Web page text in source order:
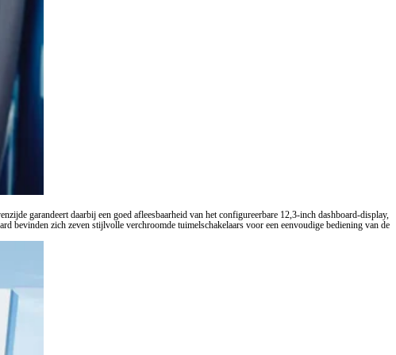
garandeert daarbij een goed afleesbaarheid van het configureerbare 12,3-inch dashboard-display,
bevinden zich zeven stijlvolle verchroomde tuimelschakelaars voor een eenvoudige bediening van de